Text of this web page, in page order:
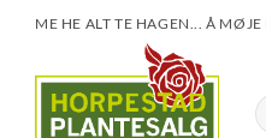
ME HE ALT TE HAGEN... Å